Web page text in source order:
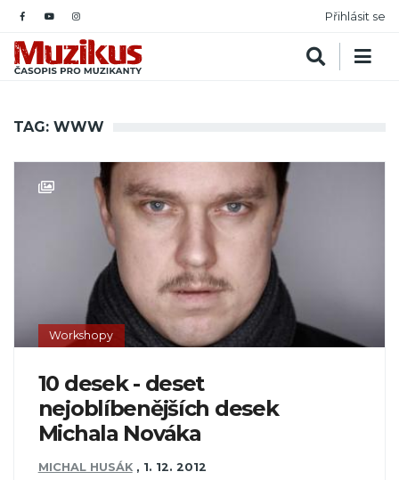
Přihlásit se
TAG: WWW
Workshopy
10 desek - deset
nejoblíbenějších desek
Michala Nováka
MICHAL HUSÁK , 1. 12. 2012